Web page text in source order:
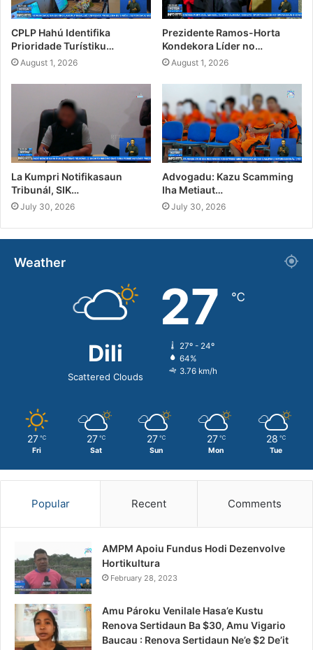
CPLP Hahú Identifika
Prioridade Turístiku…
August 1, 2026
Prezidente Ramos-Horta
Kondekora Líder no…
August 1, 2026
La Kumpri Notifikasaun
Tribunál, SIK…
July 30, 2026
Advogadu: Kazu Scamming
Iha Metiaut…
July 30, 2026
Weather
Dili
Scattered Clouds
27 ℃
27º - 24º
64%
3.76 km/h
27 ℃
Fri
27 ℃
Sat
27 ℃
Sun
27 ℃
Mon
28 ℃
Tue
Popular Recent Comments
AMPM Apoiu Fundus Hodi Dezenvolve
Hortikultura
February 28, 2023
Amu Pároku Venilale Hasa’e Kustu
Renova Sertidaun Ba $30, Amu Vigario
Baucau : Renova Sertidaun Ne’e $2 De’it